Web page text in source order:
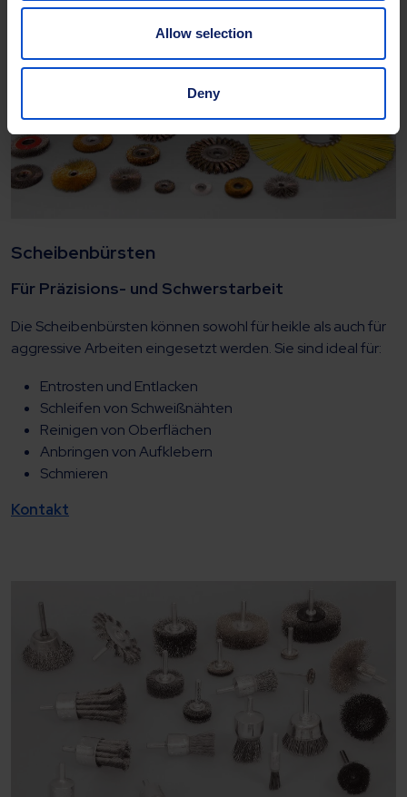
Allow selection
Deny
Scheibenbürsten
Für Präzisions- und Schwerstarbeit
Die Scheibenbürsten können sowohl für heikle als auch für
aggressive Arbeiten eingesetzt werden. Sie sind ideal für:
Entrosten und Entlacken
Schleifen von Schweißnähten
Reinigen von Oberflächen
Anbringen von Aufklebern
Schmieren
Kontakt